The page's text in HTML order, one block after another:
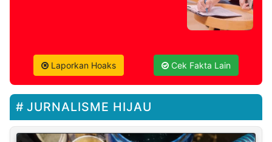
Laporkan Hoaks Cek Fakta Lain
JURNALISME HIJAU